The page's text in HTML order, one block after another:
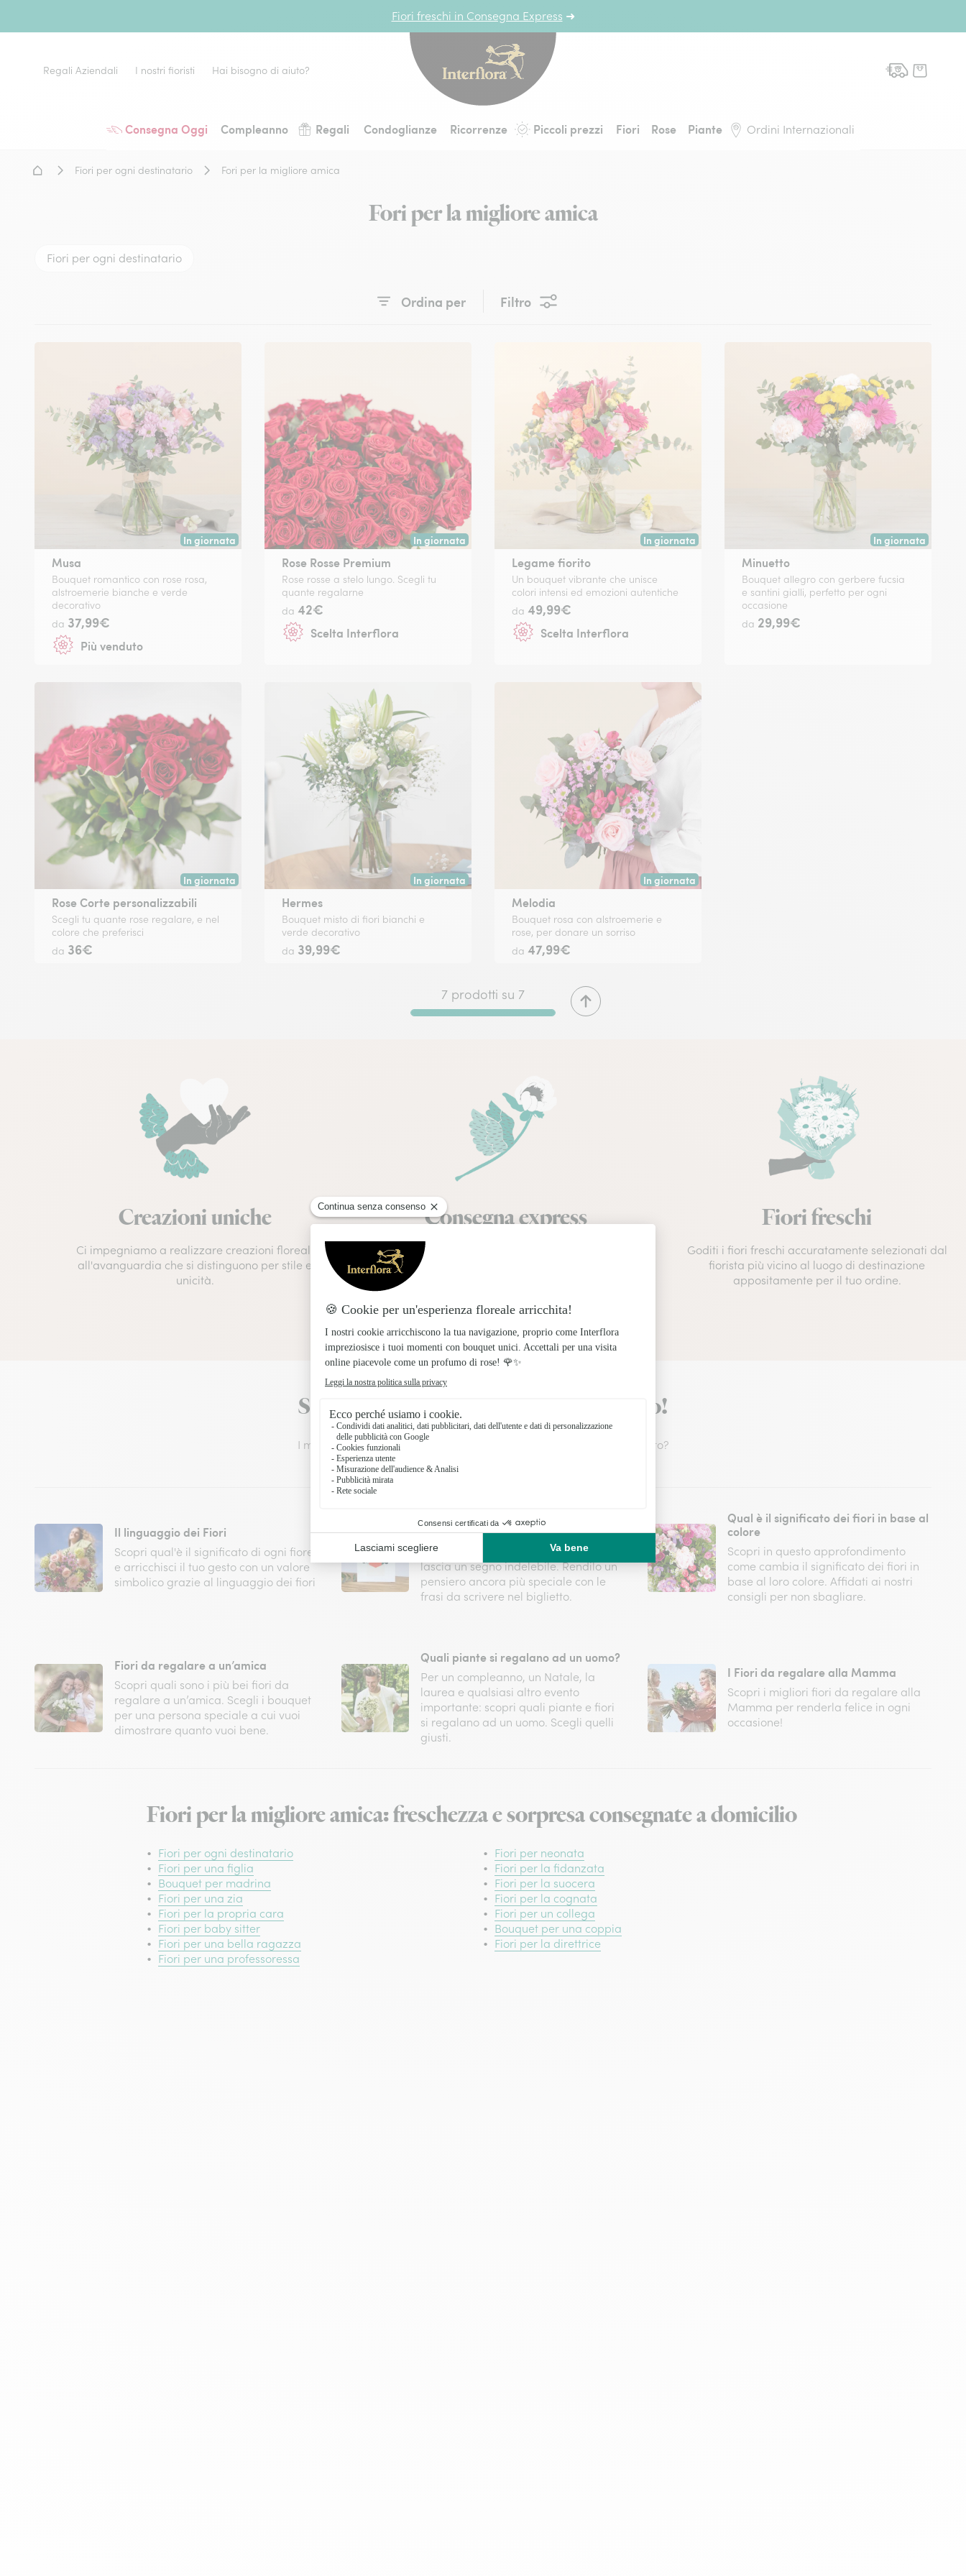
Fiori freschi in Consegna Express ➜
Consegna Oggi Compleanno Regali Condoglianze Ricorrenze Piccoli prezzi Fiori Rose Piante Ordini Internazionali
Regali Aziendali I nostri fioristi Hai bisogno di aiuto?
Home - Fiori a domicilio
Fiori per ogni destinatario Fori per la migliore amica
Fori per la migliore amica
Fiori per ogni destinatario
Ordina per Filtro
In giornata
Consegna disponibile oggi o in data a tua scelta.
Musa
Bouquet romantico con rose rosa,
alstroemerie bianche e verde
decorativo
da 37,99€
Più venduto
In giornata
Consegna disponibile oggi o in data a tua scelta.
Rose Rosse Premium
Rose rosse a stelo lungo. Scegli tu
quante regalarne
da 42€
Scelta Interflora
In giornata
Consegna disponibile oggi o in data a tua scelta.
Legame fiorito
Un bouquet vibrante che unisce
colori intensi ed emozioni autentiche
da 49,99€
Scelta Interflora
In giornata
Consegna
Minuetto
Bouquet allegro con gerbere fucsia
e santini gialli, perfetto per ogni
occasione
da 29,99€
In giornata
Consegna disponibile oggi o in data a tua scelta.
Rose Corte personalizzabili
Scegli tu quante rose regalare, e nel
colore che preferisci
da 36€
In giornata
Consegna disponibile oggi o in data a tua scelta.
Hermes
Bouquet misto di fiori bianchi e
verde decorativo
da 39,99€
In giornata
Consegna disponibile oggi o in data a tua scelta.
Melodia
Bouquet rosa con alstroemerie e
rose, per donare un sorriso
da 47,99€
7 prodotti su 7
Creazioni uniche
Ci impegniamo a realizzare creazioni floreali
all'avanguardia che si distinguono per stile e
unicità.
Consegna express
Consegna in giornata disponibile sui prodotti
floreali per ordini effettuati entro le 17:30 e la
domenica entro le 12:30, salvo festività e chiusure
Fiori freschi
Goditi i fiori freschi accuratamente selezionati dal
fiorista più vicino al luogo di destinazione
appositamente per il tuo ordine.
Scopri i fiori giusti per ogni destinatario!
I migliori fiori per ogni destinatario: come scegliere il bouquet perfetto?
Il linguaggio dei Fiori
Scopri qual'è il significato di ogni fiore
e arricchisci il tuo gesto con un valore
simbolico grazie al linguaggio dei fiori
Regalare fiori: frasi da scrivere nel
biglietto
La consegna di fiori è un gesto che
lascia un segno indelebile. Rendilo un
pensiero ancora più speciale con le
frasi da scrivere nel biglietto.
Qual è il significato dei fiori in base al
colore
Scopri in questo approfondimento
come cambia il significato dei fiori in
base al loro colore. Affidati ai nostri
consigli per non sbagliare.
Fiori da regalare a un’amica
Scopri quali sono i più bei fiori da
regalare a un’amica. Scegli i bouquet
per una persona speciale a cui vuoi
dimostrare quanto vuoi bene.
Quali piante si regalano ad un uomo?
Per un compleanno, un Natale, la
laurea e qualsiasi altro evento
importante: scopri quali piante e fiori
si regalano ad un uomo. Scegli quelli
giusti.
I Fiori da regalare alla Mamma
Scopri i migliori fiori da regalare alla
Mamma per renderla felice in ogni
occasione!
Fiori per la migliore amica: freschezza e sorpresa consegnate a domicilio
Fiori per ogni destinatario
Fiori per neonata
Fiori per una figlia
Fiori per la fidanzata
Bouquet per madrina
Fiori per la suocera
Fiori per una zia
Fiori per la cognata
Fiori per la propria cara
Fiori per un collega
Fiori per baby sitter
Bouquet per una coppia
Fiori per una bella ragazza
Fiori per la direttrice
Fiori per una professoressa